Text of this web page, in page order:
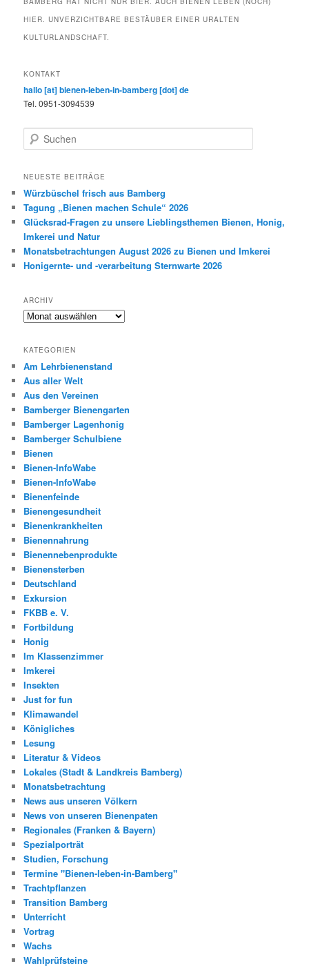
HIER. UNVERZICHTBARE BESTÄUBER EINER URALTEN
KULTURLANDSCHAFT.
KONTAKT
hallo [at] bienen-leben-in-bamberg [dot] de
Tel. 0951-3094539
u
h
n
NEUESTE BEITRÄGE
Würzbüschel frisch aus Bamberg
Tagung „Bienen machen Schule“ 2026
Glücksrad-Fragen zu unsere Lieblingsthemen Bienen, Honig,
Imkerei und Natur
Monatsbetrachtungen August 2026 zu Bienen und Imkerei
Honigernte- und -verarbeitung Sternwarte 2026
ARCHIV
Archiv
KATEGORIEN
Am Lehrbienenstand
Aus aller Welt
Aus den Vereinen
Bamberger Bienengarten
Bamberger Lagenhonig
Bamberger Schulbiene
Bienen
Bienen-InfoWabe
Bienen-InfoWabe
Bienenfeinde
Bienengesundheit
Bienenkrankheiten
Bienennahrung
Bienennebenprodukte
Bienensterben
Deutschland
Exkursion
FKBB e. V.
Fortbildung
Honig
Im Klassenzimmer
Imkerei
Insekten
Just for fun
Klimawandel
Königliches
Lesung
Literatur & Videos
Lokales (Stadt & Landkreis Bamberg)
Monatsbetrachtung
News aus unseren Völkern
News von unseren Bienenpaten
Regionales (Franken & Bayern)
Spezialporträt
Studien, Forschung
Termine "Bienen-leben-in-Bamberg"
Trachtpflanzen
Transition Bamberg
Unterricht
Vortrag
Wachs
Wahlprüfsteine